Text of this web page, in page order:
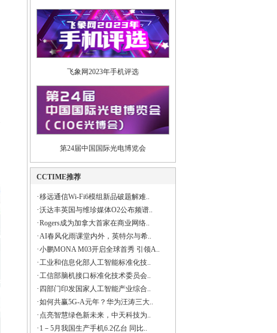
飞象网2023年手机评选
第24届中国国际光电博览会
CCTIME推荐
·移远通信Wi-Fi6模组新品破题解难..
·沃达丰英国与维珍媒体O2公布频谱..
·Rogers成为加拿大首家在商业网络..
·AI春风化雨课堂内外，英特尔与希..
·小鹏MONA M03开启全球首秀 引领A..
·工业和信息化部人工智能标准化技..
·工信部脑机接口标准化技术委员会..
· 四部门印发国家人工智能产业综合..
·如何共赢5G-A元年？华为汪涛三大..
· 点亮智慧绿色新未来，中天科技为..
· 1－5月我国生产手机6.2亿台 同比..